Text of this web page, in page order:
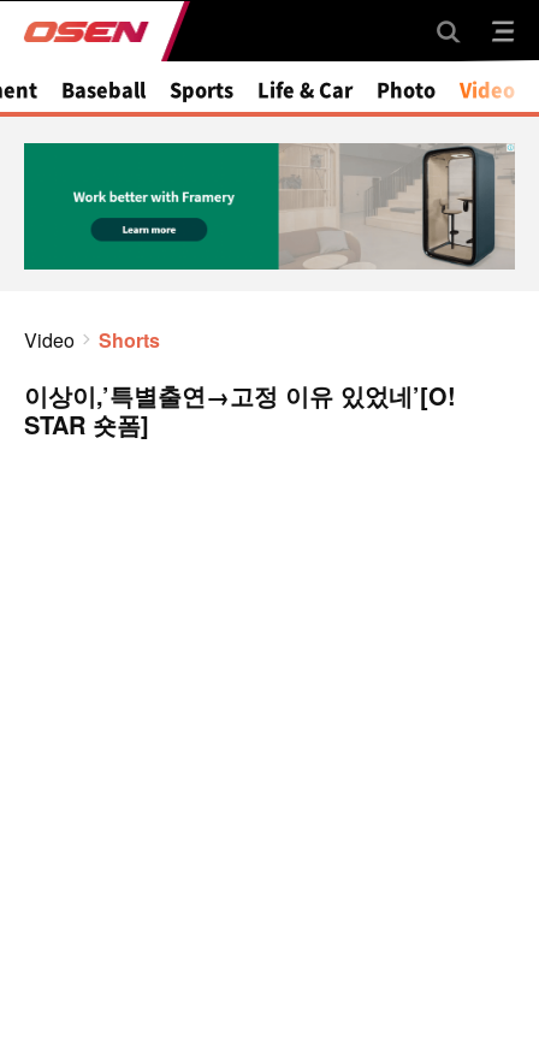
Baseball Sports Life & Car Photo Video
Video Shorts
이상이,’특별출연→고정 이유 있었네’[O!
STAR 숏폼]